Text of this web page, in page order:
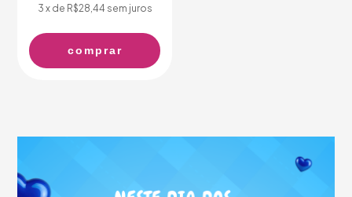
3 x de R$28,44 sem juros
comprar